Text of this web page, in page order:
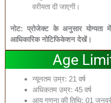
वरीयता दी जाएगी।
नोट: प्रोजेक्ट के अनुसार योग्यता
आधिकारिक नोटिफिकेशन देखें।
Age
न्यूनतम उम्र: 21 वर्ष
अधिकतम उम्र: 45 वर्ष
आयु गणना की तिथि: 01